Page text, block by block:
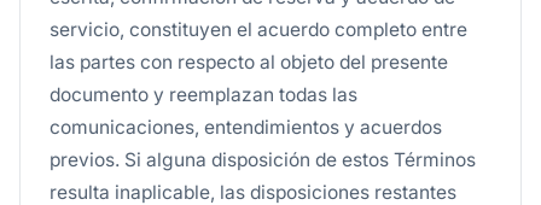
servicio, constituyen el acuerdo completo entre
las partes con respecto al objeto del presente
documento y reemplazan todas las
comunicaciones, entendimientos y acuerdos
previos. Si alguna disposición de estos Términos
resulta inaplicable, las disposiciones restantes